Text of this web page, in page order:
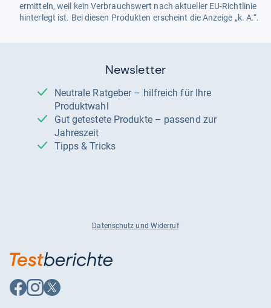
ermitteln, weil kein Verbrauchswert nach aktueller EU-Richtlinie
hinterlegt ist. Bei diesen Produkten erscheint die Anzeige „k. A.“.
Newsletter
Neutrale Ratgeber – hilfreich für Ihre
Produktwahl
Gut getestete Produkte – passend zur
Jahreszeit
Tipps & Tricks
Datenschutz und Widerruf
Auf
Facebook
Auf
Instagram
Auf
X